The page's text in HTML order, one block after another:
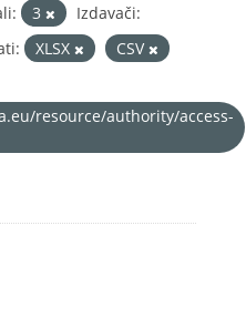
3
Izdavači:
XLSX
CSV
resource/authority/access-